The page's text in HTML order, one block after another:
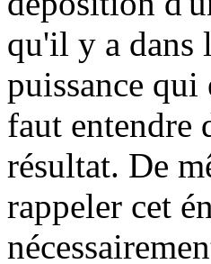
qu'il y a dans
puissance
faut entendre
résultat. De
rappeler cet